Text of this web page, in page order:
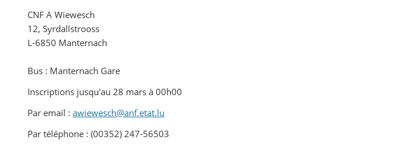
CNF A Wiewesch
12, Syrdallstrooss
L-6850 Manternach
Bus : Manternach Gare
Inscriptions jusqu'au 28 mars à 00h00
Par email : awiewesch@anf.etat.lu
Par téléphone : (00352) 247-56503